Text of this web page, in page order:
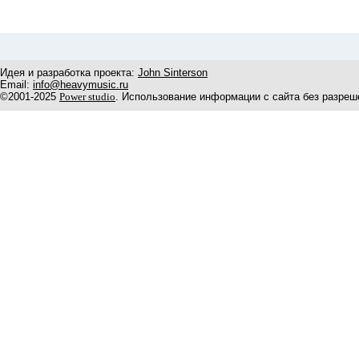
Идея и разработка проекта: John Sinterson
Email: info@heavymusic.ru
©2001-2025 Power studio. Использование информации с сайта без